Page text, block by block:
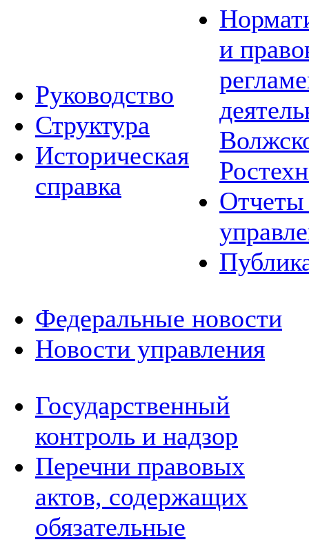
Руководство
Структура
Историческая
справка
и
Отчеты
Федеральные новости
Новости управления
Государственный
контроль и надзор
Перечни правовых
актов, содержащих
обязательные